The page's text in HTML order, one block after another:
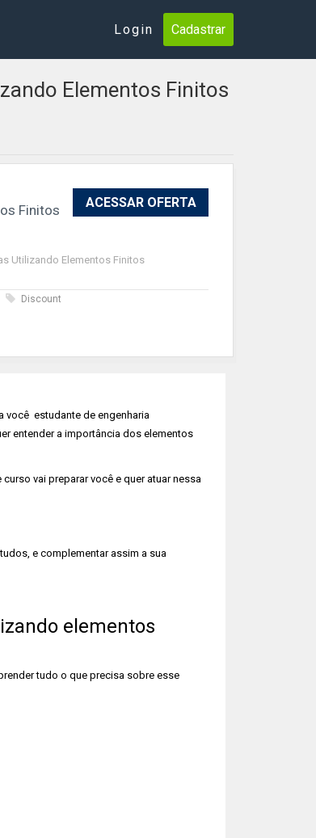
Login Cadastrar
Elementos Finitos
Finitos
ACESSAR OFERTA
Utilizando Elementos Finitos
Discount
estudante de engenharia
entender a importância dos elementos
vai preparar você e quer atuar nessa
e complementar assim a sua
elementos
tudo o que precisa sobre esse